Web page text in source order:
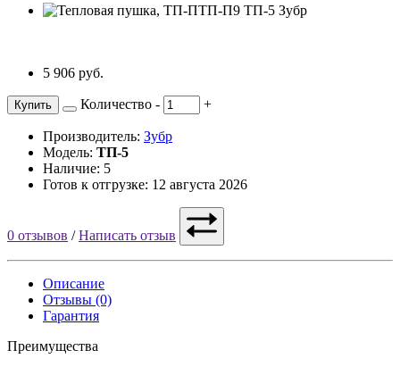
5 906 руб.
Купить Количество - +
Производитель: Зубр
Модель: ТП-5
Наличие: 5
Готов к отгрузке: 12 августа 2026
0 отзывов /Написать отзыв
Описание
Отзывы (0)
Гарантия
Преимущества